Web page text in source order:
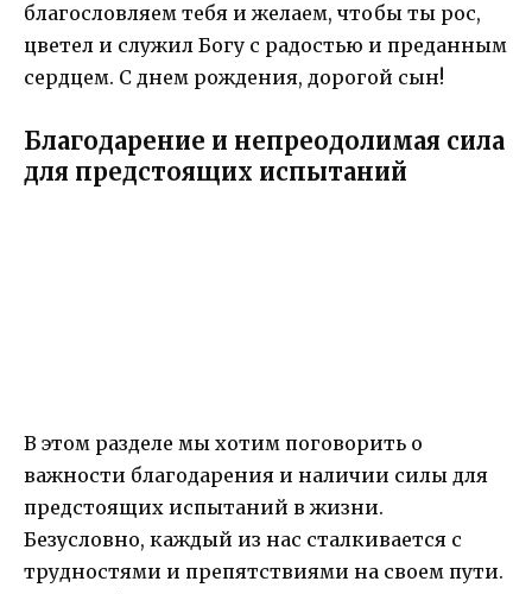
благословляем тебя и желаем, чтобы ты рос,
цветел и служил Богу с радостью и преданным
сердцем. С днем рождения, дорогой сын!
Благодарение и непреодолимая сила
для предстоящих испытаний
В этом разделе мы хотим поговорить о
важности благодарения и наличии силы для
предстоящих испытаний в жизни.
Безусловно, каждый из нас сталкивается с
трудностями и препятствиями на своем пути.